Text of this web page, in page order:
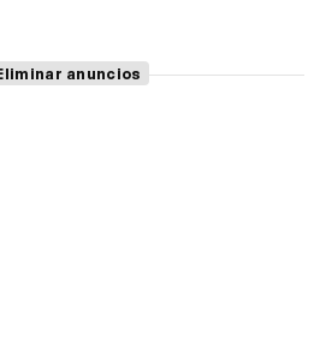
anuncios